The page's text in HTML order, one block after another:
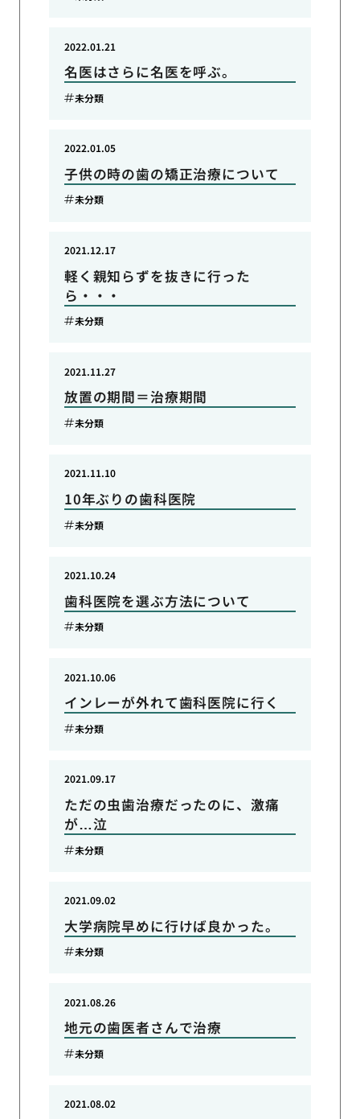
名医はさらに名医を呼ぶ。
2022.01.21
未分類
子供の時の歯の矯正治療について
2022.01.05
未分類
軽く親知らずを抜きに行った
ら・・・
2021.12.17
未分類
放置の期間＝治療期間
2021.11.27
未分類
10年ぶりの歯科医院
2021.11.10
未分類
歯科医院を選ぶ方法について
2021.10.24
未分類
インレーが外れて歯科医院に行く
2021.10.06
未分類
ただの虫歯治療だったのに、激痛
が…泣
2021.09.17
未分類
大学病院早めに行けば良かった。
2021.09.02
未分類
地元の歯医者さんで治療
2021.08.26
未分類
2021.08.02